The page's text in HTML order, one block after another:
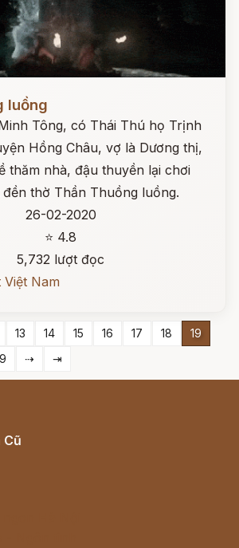
luồng
Tông, có Thái Thú họ Trịnh
Hồng Châu, vợ là Dương thị,
thăm nhà, đậu thuyền lại chơi
thờ Thần Thuồng luồng.
26-02-2020
⭐ 4.8
5,732 lượt đọc
Nam
13 14 15 16 17 18
19
⇢ ⇥
Cũ